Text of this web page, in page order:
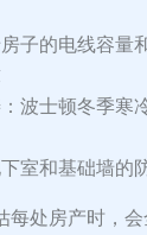
子的电线容量
波士顿冬季寒
室和基础墙的
每处房产时，